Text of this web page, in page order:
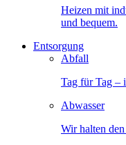
Heizen mit
und bequem.
Entsorgung
Abfall
Tag für Tag –
Abwasser
Wir halten